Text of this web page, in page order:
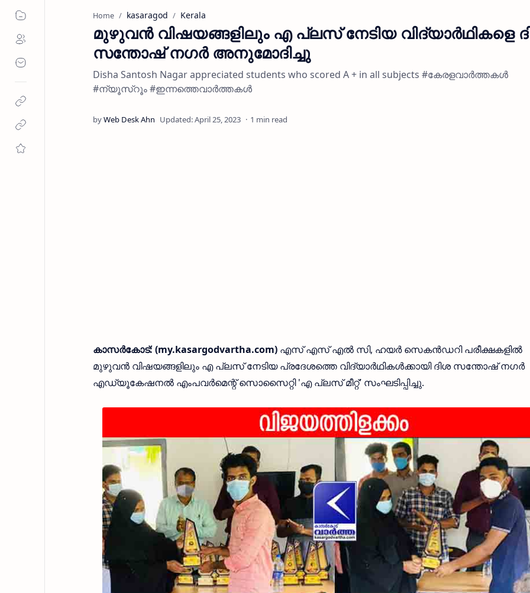
Home kasaragod Kerala
മുഴുവൻ വിഷയങ്ങളിലും എ പ്ലസ് നേടിയ വിദ്യാർഥികളെ
സന്തോഷ്‌ നഗർ അനുമോദിച്ചു
Disha Santosh Nagar appreciated students who scored A + in all subjects #കേരളവാർത്തകൾ
#ന്യൂസ്റൂം #ഇന്നത്തെവാർത്തകൾ
1 min read
കാസർകോട്: (my.kasargodvartha.com) എസ് എസ് എൽ സി, ഹയർ സെകൻഡറി പരീക്ഷകളിൽ
മുഴുവൻ വിഷയങ്ങളിലും എ പ്ലസ് നേടിയ പ്രദേശത്തെ വിദ്യാർഥികൾക്കായി ദിശ സന്തോഷ്‌ നഗർ
എഡ്യൂകേഷനൽ എംപവർമെന്റ് സൊസൈറ്റി 'എ പ്ലസ് മീറ്റ്' സംഘടിപ്പിച്ചു.